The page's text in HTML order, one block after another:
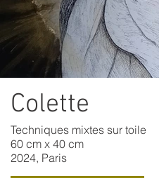
Colette
Techniques mixtes sur toile
60 cm x 40 cm
2024, Paris